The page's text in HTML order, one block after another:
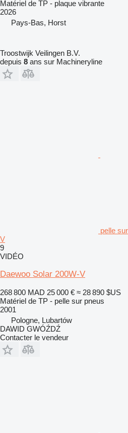
Matériel de TP - plaque vibrante
2026
Pays-Bas, Horst
Troostwijk Veilingen B.V.
depuis 8 ans sur Machineryline
pelle
V
9
VIDÉO
Daewoo Solar 200W-V
268 800 MAD 25 000 € ≈ 28 890 $US
Matériel de TP - pelle sur pneus
2001
Pologne, Lubartów
DAWID GWÓŹDŹ
Contacter le vendeur